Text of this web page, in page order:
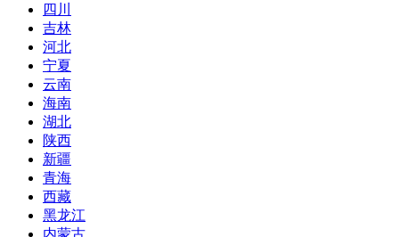
四川
吉林
河北
宁夏
云南
海南
湖北
陕西
新疆
青海
西藏
黑龙江
内蒙古